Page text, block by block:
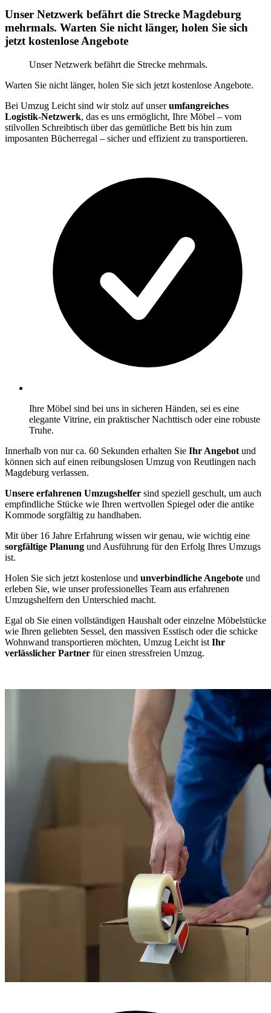
Unser Netzwerk befährt die Strecke Magdeburg
mehrmals. Warten Sie nicht länger, holen Sie sich
jetzt kostenlose Angebote
Unser Netzwerk befährt die Strecke mehrmals.
Warten Sie nicht länger, holen Sie sich jetzt kostenlose Angebote.
Bei Umzug Leicht sind wir stolz auf unserumfangreiches
Logistik-Netzwerk, das es uns ermöglicht, Ihre Möbel – vom
stilvollen Schreibtisch über das gemütliche Bett bis hin zum
imposanten Bücherregal – sicher und effizient zu transportieren.
Ihre Möbel sind bei uns in sicheren Händen, sei es eine
elegante Vitrine, ein praktischer Nachttisch oder eine robuste
Truhe.
Innerhalb von nur ca. 60 Sekunden erhalten Sie Ihr Angebot und
können sich auf einen reibungslosen Umzug von Reutlingen nach
Magdeburg verlassen.
Unsere erfahrenen Umzugshelfer sind speziell geschult, um auch
empfindliche Stücke wie Ihren wertvollen Spiegel oder die antike
Kommode sorgfältig zu handhaben.
Mit über 16 Jahre Erfahrung wissen wir genau, wie wichtig eine
sorgfältige Planung und Ausführung für den Erfolg Ihres Umzugs
ist.
Holen Sie sich jetzt kostenlose und unverbindliche Angebote und
erleben Sie, wie unser professionelles Team aus erfahrenen
Umzugshelfern den Unterschied macht.
Egal ob Sie einen vollständigen Haushalt oder einzelne Möbelstücke
wie Ihren geliebten Sessel, den massiven Esstisch oder die schicke
Wohnwand transportieren möchten, Umzug Leicht ist Ihr
verlässlicher Partner für einen stressfreien Umzug.